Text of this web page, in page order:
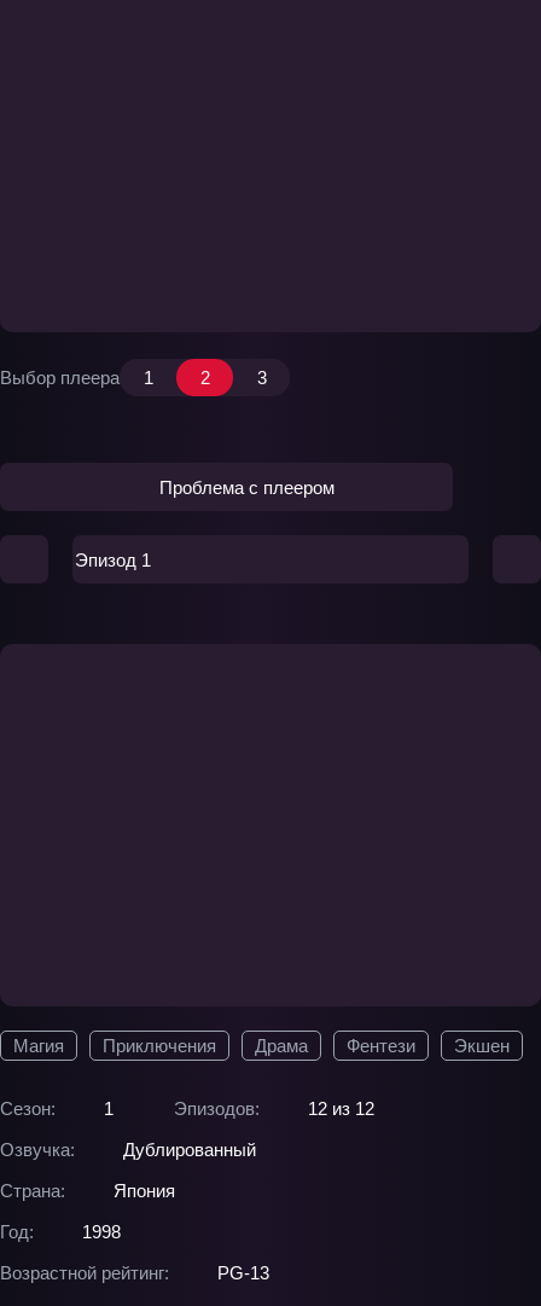
Магия Приключения Драма Фентези Экшен
Сезон: 1 Эпизодов:
12 из 12
Озвучка:
Дублированный
Страна:
Япония
Год:
1998
Возрастной рейтинг:
PG-13
Выбор плеера 1 2 3
Проблема с плеером
Эпизод 1